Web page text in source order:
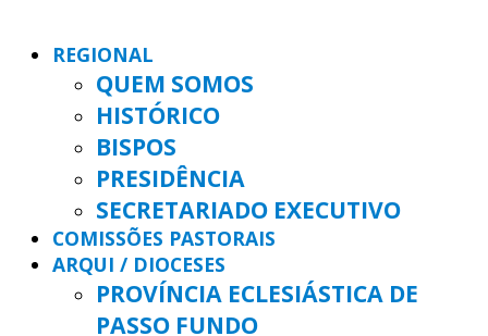
REGIONAL
QUEM SOMOS
HISTÓRICO
BISPOS
PRESIDÊNCIA
SECRETARIADO EXECUTIVO
COMISSÕES PASTORAIS
ARQUI / DIOCESES
PROVÍNCIA ECLESIÁSTICA DE
PASSO FUNDO